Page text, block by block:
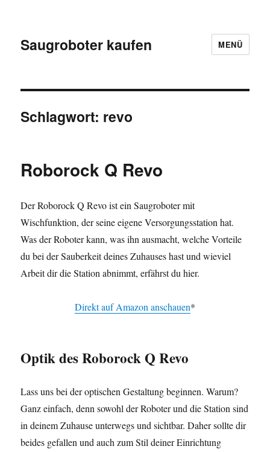
Saugroboter kaufen MENÜ
Schlagwort: revo
Roborock Q Revo
Der Roborock Q Revo ist ein Saugroboter mit
Wischfunktion, der seine eigene Versorgungsstation hat.
Was der Roboter kann, was ihn ausmacht, welche Vorteile
du bei der Sauberkeit deines Zuhauses hast und wieviel
Arbeit dir die Station abnimmt, erfährst du hier.
Direkt auf Amazon anschauen*
Optikdes Roborock Q Revo
Lass uns bei der optischen Gestaltung beginnen. Warum?
Ganz einfach, denn sowohl der Roboter und die Station sind
in deinem Zuhause unterwegs und sichtbar. Daher sollte dir
beides gefallen und auch zum Stil deiner Einrichtung